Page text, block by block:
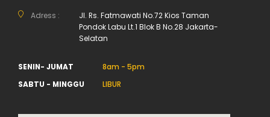
Adress :
Jl. Rs. Fatmawati No.72 Kios Taman
Pondok Labu Lt.1 Blok B No.28 Jakarta-
Selatan
SENIN- JUMAT
8am - 5pm
SABTU - MINGGU
LIBUR